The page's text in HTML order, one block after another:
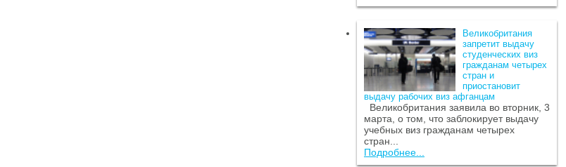
Великобритания
запретит выдачу
студенческих виз
гражданам четырех
стран и
приостановит
выдачу рабочих виз афганцам
Великобритания заявила во вторник, 3
марта, о том, что заблокирует выдачу
учебных виз гражданам четырех
стран...
Подробнее...